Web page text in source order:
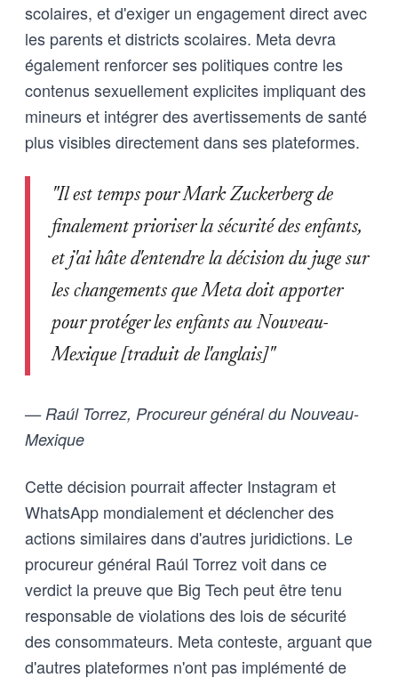
scolaires, et d'exiger un engagement direct avec
les parents et districts scolaires. Meta devra
également renforcer ses politiques contre les
contenus sexuellement explicites impliquant des
mineurs et intégrer des avertissements de santé
plus visibles directement dans ses plateformes.
"Il est temps pour Mark Zuckerberg de
finalement prioriser la sécurité des enfants,
et j'ai hâte d'entendre la décision du juge sur
les changements que Meta doit apporter
pour protéger les enfants au Nouveau-
Mexique [traduit de l'anglais]"
— Raúl Torrez, Procureur général du Nouveau-
Mexique
Cette décision pourrait affecter Instagram et
WhatsApp mondialement et déclencher des
actions similaires dans d'autres juridictions. Le
procureur général Raúl Torrez voit dans ce
verdict la preuve que Big Tech peut être tenu
responsable de violations des lois de sécurité
des consommateurs. Meta conteste, arguant que
d'autres plateformes n'ont pas implémenté de